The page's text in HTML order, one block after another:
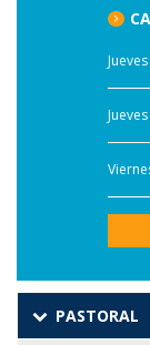
PASTORAL